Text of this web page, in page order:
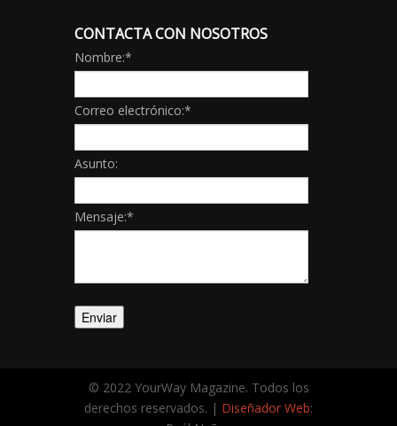
CONTACTA CON NOSOTROS
Nombre:*
Correo electrónico:*
Asunto:
Mensaje:*
© 2022 YourWay Magazine. Todos los
derechos reservados. | Diseñador Web: